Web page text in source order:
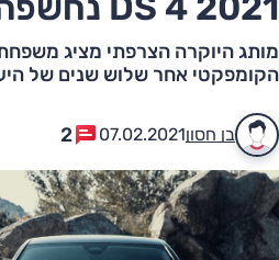
מותג היוקרה הצרפתי מציג
הקומפקטי אחר שלוש שנים של
בן חסון07.02.2021
2